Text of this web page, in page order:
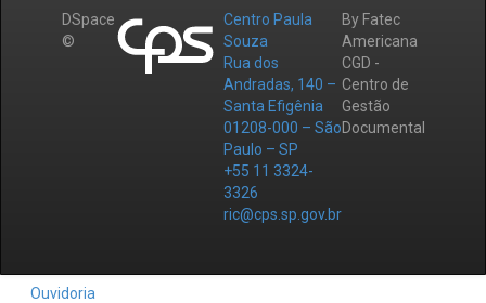
DSpace
©
Centro Paula
Souza
Rua dos
Andradas, 140 –
Santa Efigênia
01208-000 – São
Paulo – SP
+55 11 3324-
3326
ric@cps.sp.gov.br
By Fatec
Americana
CGD -
Centro de
Gestão
Documental
Ouvidoria